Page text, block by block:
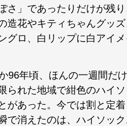
さ」であったりだけが残
造花やキティちゃんグッ
グロ、白リップに白アイ
96年頃、ほんの一週間だ
られた地域で紺色のハイ
があった。今では割と定
で消えたのは、ハイソッ